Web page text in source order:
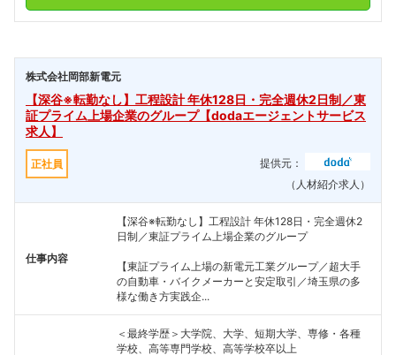
フォローしました
株式会社岡部新電元
【深谷※転勤なし】工程設計 年休128日・完全週休2日制／東
証プライム上場企業のグループ【dodaエージェントサービス
求人】
正社員
提供元：
（人材紹介求人）
仕事内容
【深谷※転勤なし】工程設計 年休128日・完全週休2
日制／東証プライム上場企業のグループ
【東証プライム上場の新電元工業グループ／超大手
の自動車・バイクメーカーと安定取引／埼玉県の多
様な働き方実践企...
＜最終学歴＞大学院、大学、短期大学、専修・各種
学校、高等専門学校、高等学校卒以上